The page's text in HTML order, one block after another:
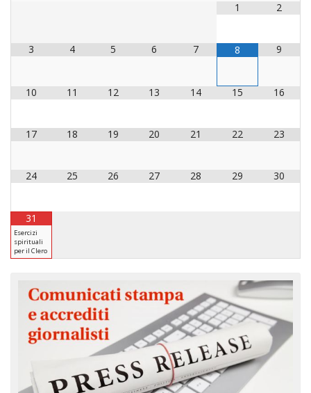
1
2
3 4 5 6 7 8 9
10 11 12 13 14 15 16
17 18 19 20 21 22 23
24 25 26 27 28 29 30
31
Esercizi
spirituali
per il Clero